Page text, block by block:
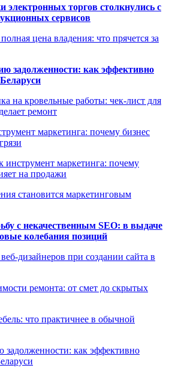
электронных торгов столкнулись с
сервисов
цена владения: что прячется за
задолженности: как эффективно
на кровельные работы: чек-лист для
ремонт
маркетинга: почему бизнес
инструмент маркетинга: почему
на продажи
становится маркетинговым
с некачественным SEO: в выдаче
колебания позиций
дизайнеров при создании сайта в
ремонта: от смет до скрытых
что практичнее в обычной
как эффективно